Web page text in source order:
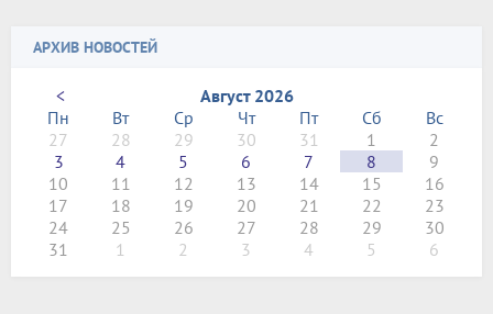
АРХИВ НОВОСТЕЙ
<
Август 2026
Пн
Вт Ср Чт Пт Сб
Вс
27
28 29 30 31 1
2
3
4 5 6 7 8
9
10
11 12 13 14 15
16
17
18 19 20 21 22
23
24
25 26 27 28 29
30
31
1 2 3 4 5 6